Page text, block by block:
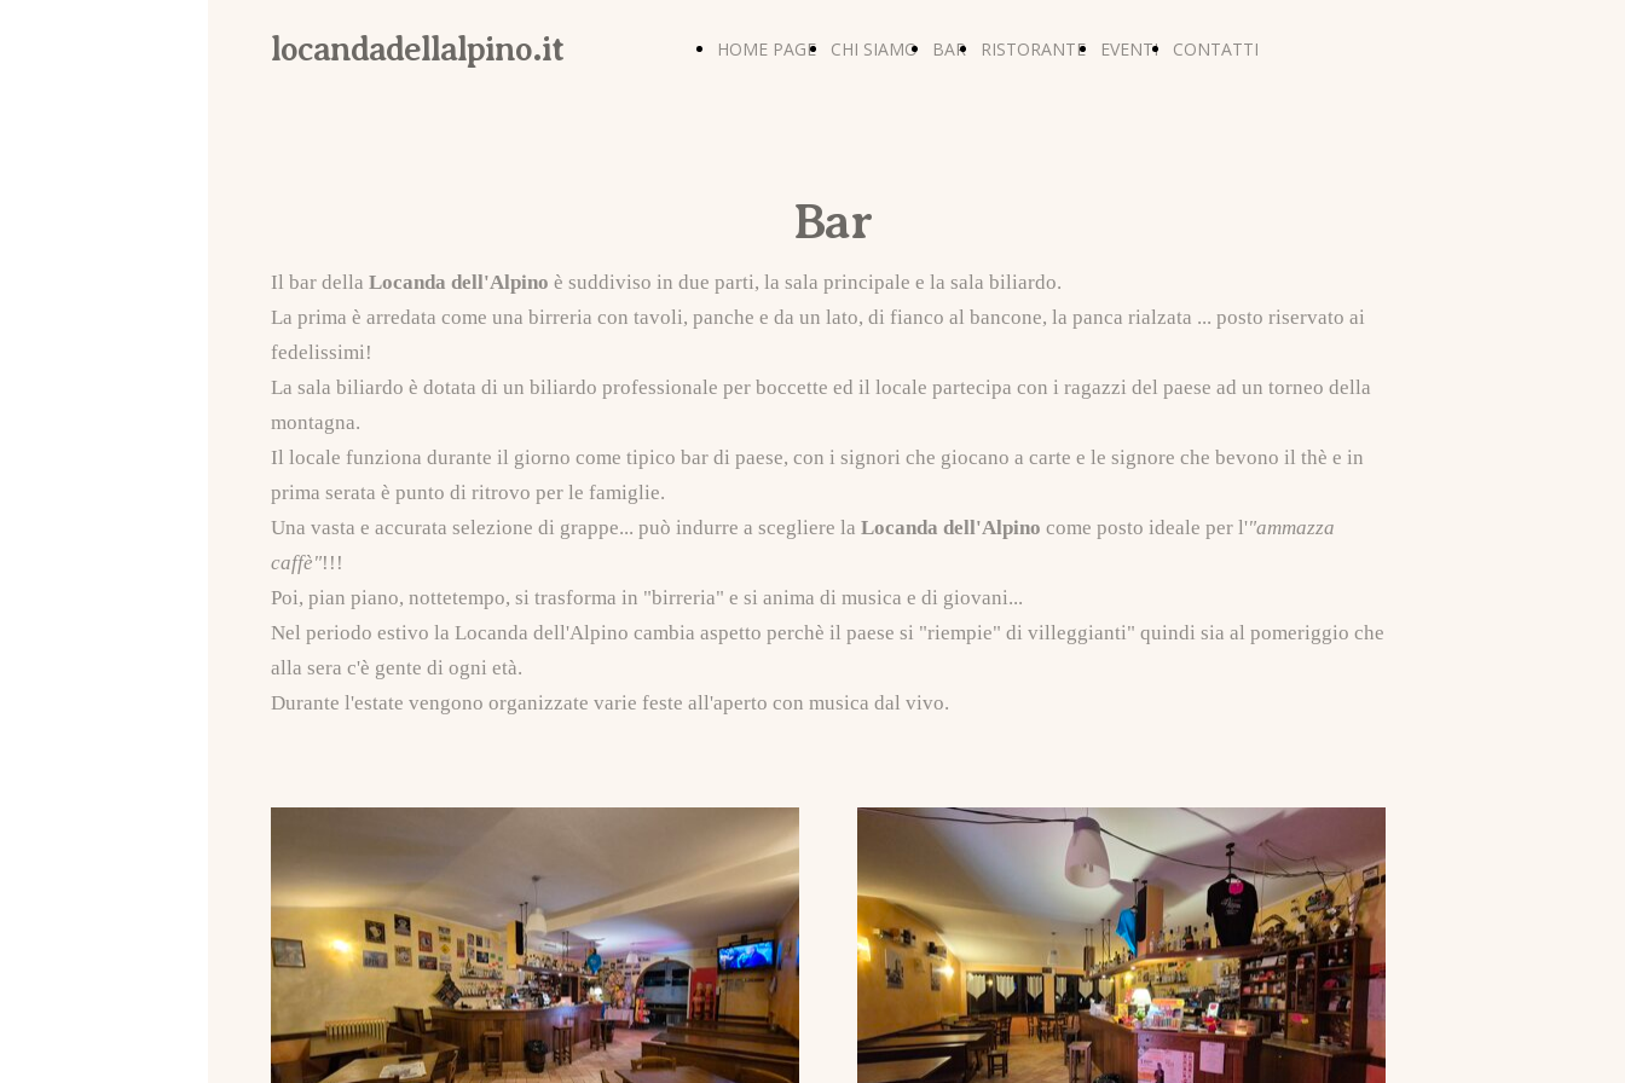
HOME PAGE CHI SIAMO BAR RISTORANTE EVENTI CONTATTI
locandadellalpino.it
Bar
Il bar della Locanda dell'Alpino è suddiviso in due parti, la sala principale e la sala biliardo.
La prima è arredata come una birreria con tavoli, panche e da un lato, di fianco al bancone, la panca rialzata ... posto riservato ai
fedelissimi!
La sala biliardo è dotata di un biliardo professionale per boccette ed il locale partecipa con i ragazzi del paese ad un torneo della
montagna.
Il locale funziona durante il giorno come tipico bar di paese, con i signori che giocano a carte e le signore che bevono il thè e in
prima serata è punto di ritrovo per le famiglie.
Una vasta e accurata selezione di grappe... può indurre a scegliere la Locanda dell'Alpino come posto ideale per l'"ammazza
caffè"!!!
Poi, pian piano, nottetempo, si trasforma in "birreria" e si anima di musica e di giovani...
Nel periodo estivo la Locanda dell'Alpino cambia aspetto perchè il paese si "riempie" di villeggianti" quindi sia al pomeriggio che
alla sera c'è gente di ogni età.
Durante l'estate vengono organizzate varie feste all'aperto con musica dal vivo.